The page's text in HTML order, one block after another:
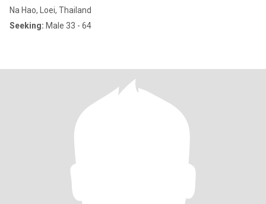
Na Hao, Loei, Thailand
Seeking: Male 33 - 64